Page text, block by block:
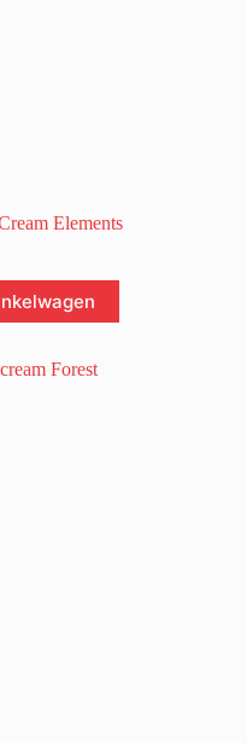
Elements